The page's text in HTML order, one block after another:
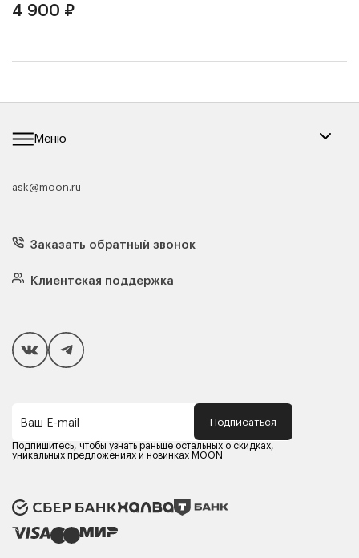
4 900 ₽
Меню
Каталог мебели
Кресла
Матрасы
Подушки
Чехлы и наматрасники
Покупателям
Способы оплаты
Компания MOON
Оферта
Политика конфиденциальности
Карьера в MOON
ask@moon.ru
Заказать обратный звонок
Клиентская поддержка
Ваш E-mail Подписаться
Подпишитесь, чтобы узнать раньше остальных о скидках,
уникальных предложениях и новинках MOON